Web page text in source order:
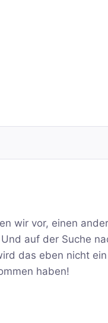
wir vor, einen
auf der Suche
das eben nicht
haben!